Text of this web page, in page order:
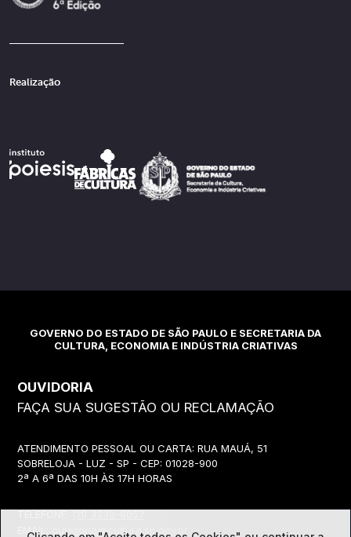
Realização
GOVERNO DO ESTADO DE SÃO PAULO E SECRETARIA DA
CULTURA, ECONOMIA E INDÚSTRIA CRIATIVAS
OUVIDORIA
FAÇA SUA SUGESTÃO OU RECLAMAÇÃO
ATENDIMENTO PESSOAL OU CARTA: RUA MAUÁ, 51
SOBRELOJA - LUZ - SP - CEP: 01028-900
2ª A 6ª DAS 10H ÀS 17H HORAS
EMAIL:
ouvidoria@cultura.sp.gov.br